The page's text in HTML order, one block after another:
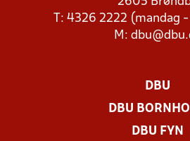
T: 4326 2222 (mandag
M:
DBU
DBU
DBU FYN